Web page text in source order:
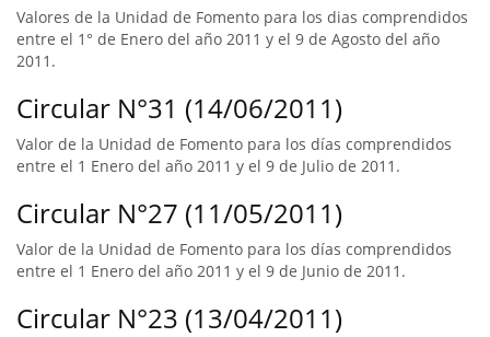
Valores de la Unidad de Fomento para los dias comprendidos
entre el 1° de Enero del año 2011 y el 9 de Agosto del año
2011.
Circular N°31 (14/06/2011)
Valor de la Unidad de Fomento para los días comprendidos
entre el 1 Enero del año 2011 y el 9 de Julio de 2011.
Circular N°27 (11/05/2011)
Valor de la Unidad de Fomento para los días comprendidos
entre el 1 Enero del año 2011 y el 9 de Junio de 2011.
Circular N°23 (13/04/2011)